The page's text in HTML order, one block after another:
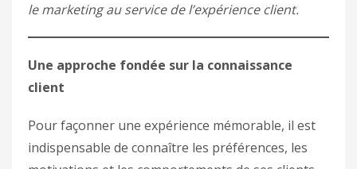
le marketing au service de l’expérience client.
Une approche fondée sur la connaissance
client
Pour façonner une expérience mémorable, il est
indispensable de connaître les préférences, les